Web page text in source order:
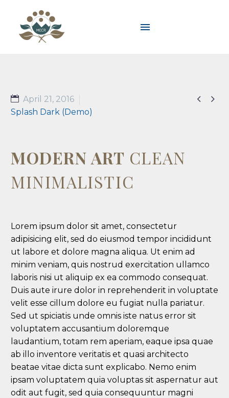
 
April 21, 2016
Splash Dark (Demo)
MODERN ART CLEAN
MINIMALISTIC
Lorem ipsum dolor sit amet, consectetur
adipisicing elit, sed do eiusmod tempor incididunt
ut labore et dolore magna aliqua. Ut enim ad
minim veniam, quis nostrud exercitation ullamco
laboris nisi ut aliquip ex ea commodo consequat.
Duis aute irure dolor in reprehenderit in voluptate
velit esse cillum dolore eu fugiat nulla pariatur.
Sed ut spiciatis unde omnis iste natus error sit
voluptatem accusantium doloremque
laudantium, totam rem aperiam, eaque ipsa quae
ab illo inventore veritatis et quasi architecto
beatae vitae dicta sunt explicabo. Nemo enim
ipsam voluptatem quia voluptas sit aspernatur aut
odit aut fugit, sed quia consequuntur magni